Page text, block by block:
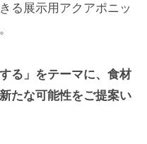
る展示用アクアポニッ
る」をテーマに、食材
たな可能性をご提案い